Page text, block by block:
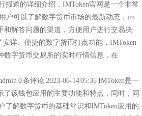
报道的详细介绍，IMToken官网是一个非常
户可以了解数字货币市场的最新动态，im
和解答问题的渠道，方便用户进行交易决
详、便捷的数字货币打点功能，IMToken
数字货币交易所的实时行情信息，在
0 条评论 2023-06-14 05:35 IMToken是一
该钱包应用的主要功能和特点，同时，同
了解数字货币的基础常识和IMToken应用的